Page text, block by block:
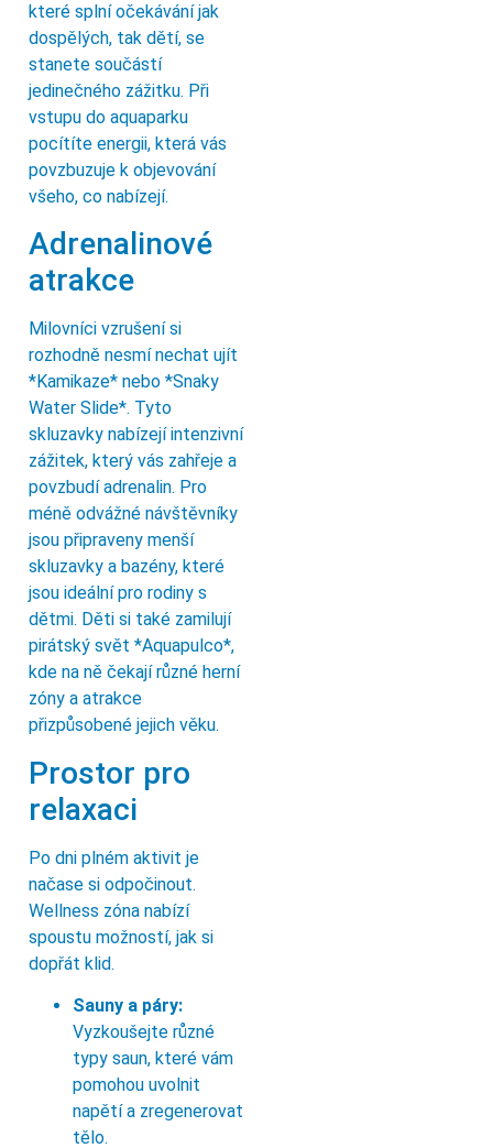
které splní očekávání jak
dospělých, tak dětí, se
stanete součástí
jedinečného zážitku. Při
vstupu do aquaparku
pocítíte energii, která vás
povzbuzuje k objevování
všeho, co nabízejí.
Adrenalinové
atrakce
Milovníci vzrušení si
rozhodně nesmí nechat ujít
*Kamikaze* nebo *Snaky
Water Slide*. Tyto
skluzavky nabízejí intenzivní
zážitek, který vás zahřeje a
povzbudí adrenalin. Pro
méně odvážné návštěvníky
jsou připraveny menší
skluzavky a bazény, které
jsou ideální pro rodiny s
dětmi. Děti si také zamilují
pirátský svět *Aquapulco*,
kde na ně čekají různé herní
zóny a atrakce
přizpůsobené jejich věku.
Prostor pro
relaxaci
Po dni plném aktivit je
načase si odpočinout.
Wellness zóna nabízí
spoustu možností, jak si
dopřát klid.
Sauny a páry:
Vyzkoušejte různé
typy saun, které vám
pomohou uvolnit
napětí a zregenerovat
tělo.